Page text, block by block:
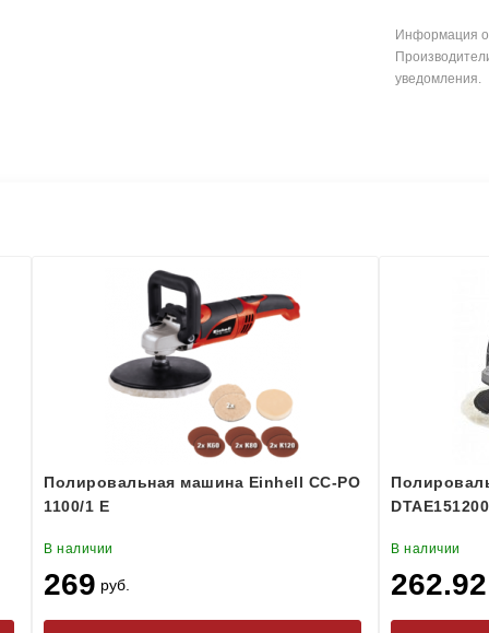
Информация о
уведомления.
Полировальная машина Einhell CC-PO
1100/1 E
В наличии
269 руб.
В наличии
262.92